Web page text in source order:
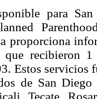
para
proporciona
que recibieron
Estos servicios
de San
Tecate,